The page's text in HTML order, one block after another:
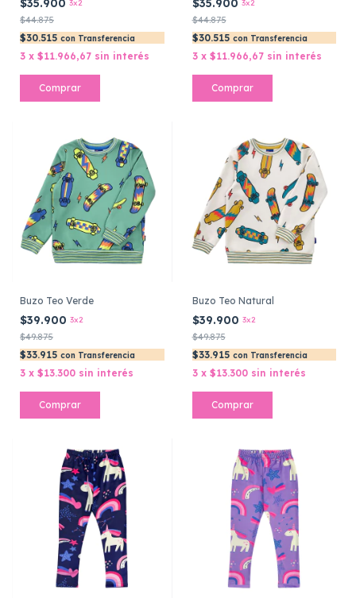
$35.900 3x2
$44.875
$30.515 con Transferencia
3 x $11.966,67 sin interés
Comprar
$35.900 3x2
$44.875
$30.515 con Transferencia
3 x $11.966,67 sin interés
Comprar
Buzo Teo Verde
$39.900 3x2
$49.875
$33.915 con Transferencia
3 x $13.300 sin interés
Comprar
Buzo Teo Natural
$39.900 3x2
$49.875
$33.915 con Transferencia
3 x $13.300 sin interés
Comprar